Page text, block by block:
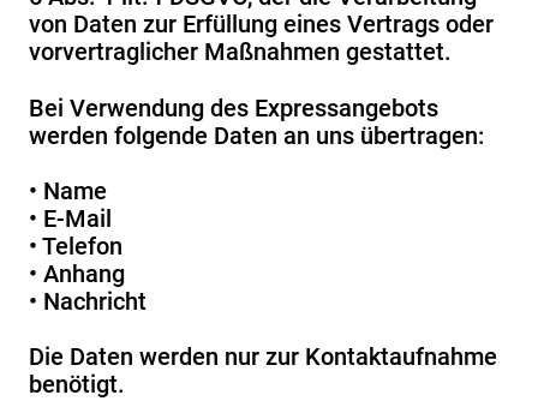
von Daten zur Erfüllung eines Vertrags oder
vorvertraglicher Maßnahmen gestattet.
Bei Verwendung des Expressangebots
werden folgende Daten an uns übertragen:
• Name
• E-Mail
• Telefon
• Anhang
• Nachricht
Die Daten werden nur zur Kontaktaufnahme
benötigt.